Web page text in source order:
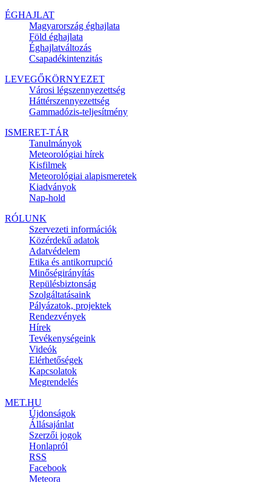
ÉGHAJLAT
Magyarország éghajlata
Föld éghajlata
Éghajlatváltozás
Csapadékintenzitás
LEVEGŐKÖRNYEZET
Városi légszennyezettség
Háttérszennyezettség
Gammadózis-teljesítmény
ISMERET-TÁR
Tanulmányok
Meteorológiai hírek
Kisfilmek
Meteorológiai alapismeretek
Kiadványok
Nap-hold
RÓLUNK
Szervezeti információk
Közérdekű adatok
Adatvédelem
Etika és antikorrupció
Minőségirányítás
Repülésbiztonság
Szolgáltatásaink
Pályázatok, projektek
Rendezvények
Hírek
Tevékenységeink
Videók
Elérhetőségek
Kapcsolatok
Megrendelés
MET.HU
Újdonságok
Állásajánlat
Szerzői jogok
Honlapról
RSS
Facebook
Meteora